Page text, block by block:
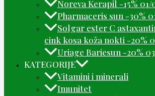
Noreva Kerapil -15% 01/
Pharmaceris sun -30%
Solgar ester C
cink kosa koža nokti -20%
Uriage Bariesun -20%
KATEGORIJE
Vitamini i minerali
Imunitet